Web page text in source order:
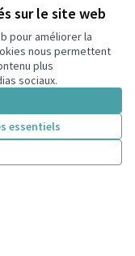
sur le site web
pour améliorer la
nous permettent
plus
sociaux.
essentiels